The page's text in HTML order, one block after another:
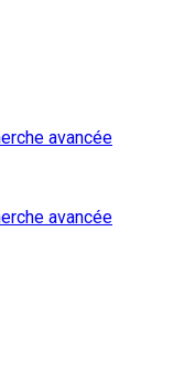
avancée
avancée